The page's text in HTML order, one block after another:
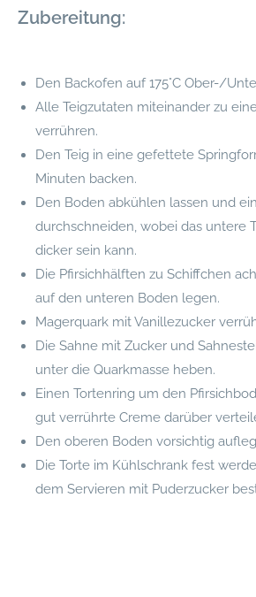
Zubereitung:
Den Backofen auf 175°C Ober-/
Alle Teigzutaten miteinander zu
verrühren.
Den Teig in eine gefettete
Minuten backen.
Den Boden abkühlen lassen und
durchschneiden, wobei das untere
dicker sein kann.
Die Pfirsichhälften zu Schiffchen
auf den unteren Boden legen.
Magerquark mit Vanillezucker
Die Sahne mit Zucker und
unter die Quarkmasse heben.
Einen Tortenring um den
gut verrührte Creme darüber
Den oberen Boden vorsichtig
Die Torte im Kühlschrank fest
dem Servieren mit Puderzucker